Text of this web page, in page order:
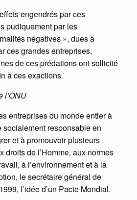
engendrés par ces
pudiquement par les
négatives », dues à
ces grandes entreprises,
de ces prédations ont sollicité
à ces exactions.
l’ONU
entreprises du monde entier à
socialement responsable en
et à promouvoir plusieurs
droits de l’Homme, aux normes
à l’environnement et à la
le secrétaire général de
l’idée d’un Pacte Mondial.